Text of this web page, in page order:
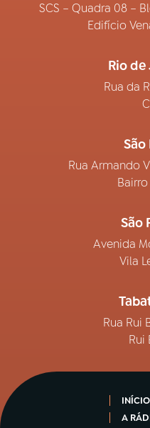
SCS – Quadra 08 –
Edifício
Rio de
Rua da
São
Rua Armando
São
Avenida
Vila
Rua Rui
Rui
INÍCIO
A